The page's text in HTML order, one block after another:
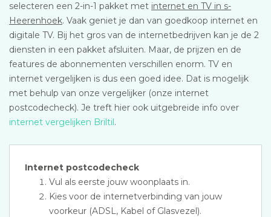
selecteren een 2-in-1 pakket met internet en TV in s-
Heerenhoek. Vaak geniet je dan van goedkoop internet en
digitale TV. Bij het gros van de internetbedrijven kan je de 2
diensten in een pakket afsluiten. Maar, de prijzen en de
features de abonnementen verschillen enorm. TV en
internet vergelijken is dus een goed idee. Dat is mogelijk
met behulp van onze vergelijker (onze internet
postcodecheck). Je treft hier ook uitgebreide info over
internet vergelijken Briltil.
Internet postcodecheck
Vul als eerste jouw woonplaats in.
Kies voor de internetverbinding van jouw
voorkeur (ADSL, Kabel of Glasvezel).